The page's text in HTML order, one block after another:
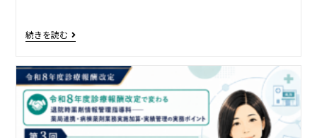
続きを読む